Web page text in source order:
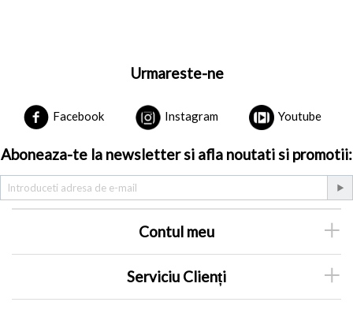
Urmareste-ne
Facebook Instagram Youtube
Aboneaza-te la newsletter si afla noutati si promotii:
Contul meu
Serviciu Clienți